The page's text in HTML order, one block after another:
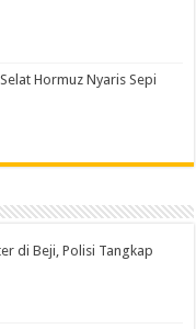
Hormuz Nyaris Sepi
di Beji, Polisi Tangkap